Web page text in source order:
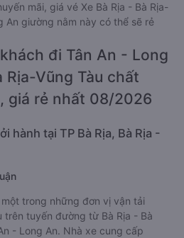
mãi, giá vé Xe Bà Rịa - Bà Rịa-
An giường nằm này có thể sẽ rẻ
đi Tân An - Long
Rịa-Vũng Tàu chất
giá rẻ nhất 08/2026
hành tại TP Bà Rịa, Bà Rịa -
trong những đơn vị vận tải
trên tuyến đường từ Bà Rịa - Bà
- Long An. Nhà xe cung cấp